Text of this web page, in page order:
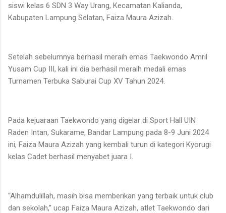
siswi kelas 6 SDN 3 Way Urang, Kecamatan Kalianda,
Kabupaten Lampung Selatan, Faiza Maura Azizah.
Setelah sebelumnya berhasil meraih emas Taekwondo Amril
Yusam Cup III, kali ini dia berhasil meraih medali emas
Turnamen Terbuka Saburai Cup XV Tahun 2024.
Pada kejuaraan Taekwondo yang digelar di Sport Hall UIN
Raden Intan, Sukarame, Bandar Lampung pada 8-9 Juni 2024
ini, Faiza Maura Azizah yang kembali turun di kategori Kyorugi
kelas Cadet berhasil menyabet juara I.
“Alhamdulillah, masih bisa memberikan yang terbaik untuk club
dan sekolah,” ucap Faiza Maura Azizah, atlet Taekwondo dari